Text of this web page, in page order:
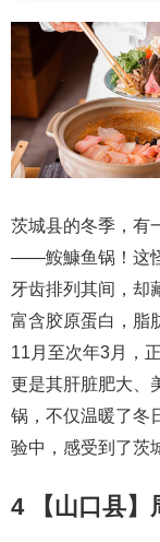
茨城县的冬季，有
——鮟鱇鱼锅！这
牙齿排列其间，却
富含胶原蛋白，脂
11月至次年3月，
更是其肝脏肥大、
锅，不仅温暖了冬
验中，感受到了茨
4 【山口县】